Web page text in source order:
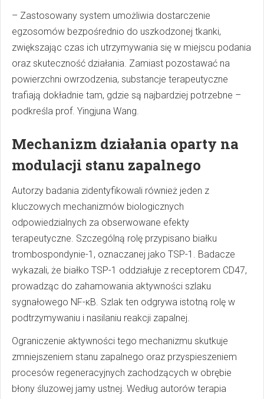
– Zastosowany system umożliwia dostarczenie
egzosomów bezpośrednio do uszkodzonej tkanki,
zwiększając czas ich utrzymywania się w miejscu podania
oraz skuteczność działania. Zamiast pozostawać na
powierzchni owrzodzenia, substancje terapeutyczne
trafiają dokładnie tam, gdzie są najbardziej potrzebne –
podkreśla prof. Yingjuna Wang.
Mechanizm działania oparty na
modulacji stanu zapalnego
Autorzy badania zidentyfikowali również jeden z
kluczowych mechanizmów biologicznych
odpowiedzialnych za obserwowane efekty
terapeutyczne. Szczególną rolę przypisano białku
trombospondynie-1, oznaczanej jako TSP-1. Badacze
wykazali, że białko TSP-1 oddziałuje z receptorem CD47,
prowadząc do zahamowania aktywności szlaku
sygnałowego NF-κB. Szlak ten odgrywa istotną rolę w
podtrzymywaniu i nasilaniu reakcji zapalnej.
Ograniczenie aktywności tego mechanizmu skutkuje
zmniejszeniem stanu zapalnego oraz przyspieszeniem
procesów regeneracyjnych zachodzących w obrębie
błony śluzowej jamy ustnej. Według autorów terapia